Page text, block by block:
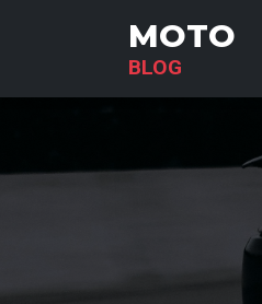
MOTO
BLOG